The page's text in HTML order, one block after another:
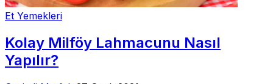
Et Yemekleri
Kolay Milföy Lahmacunu Nasıl
Yapılır?